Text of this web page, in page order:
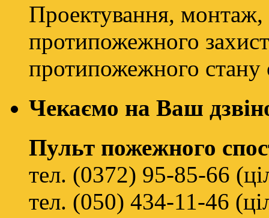
Проектування, монтаж,
протипожежного
протипожежного стану
Чекаємо на Ваш
Пульт пожежного
тел. (0372) 95-85-66
тел. (050) 434-11-46